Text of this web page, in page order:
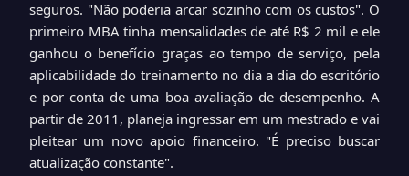
seguros. "Não poderia arcar sozinho com os custos". O
primeiro MBA tinha mensalidades de até R$ 2 mil e ele
ganhou o benefício graças ao tempo de serviço, pela
aplicabilidade do treinamento no dia a dia do escritório
e por conta de uma boa avaliação de desempenho. A
partir de 2011, planeja ingressar em um mestrado e vai
pleitear um novo apoio financeiro. "É preciso buscar
atualização constante".